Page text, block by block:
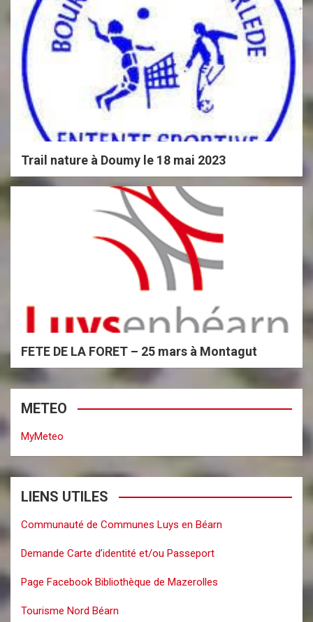
Trail nature à Doumy le 18 mai 2023
FETE DE LA FORET – 25 mars à Montagut
METEO
MyMeteo
LIENS UTILES
Communauté de Communes Luys en Béarn
Demande Carte d’identité et/ou Passeport
Page Facebook Bibliothèque de Mazerolles
Tourisme Nord Béarn